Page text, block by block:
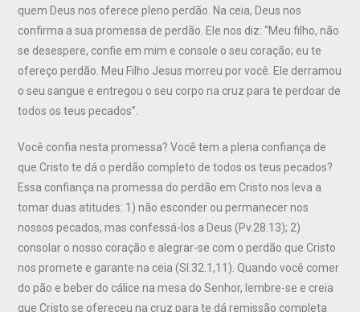
quem Deus nos oferece pleno perdão. Na ceia, Deus nos
confirma a sua promessa de perdão. Ele nos diz: “Meu filho, não
se desespere, confie em mim e console o seu coração; eu te
ofereço perdão. Meu Filho Jesus morreu por você. Ele derramou
o seu sangue e entregou o seu corpo na cruz para te perdoar de
todos os teus pecados”.
Você confia nesta promessa? Você tem a plena confiança de
que Cristo te dá o perdão completo de todos os teus pecados?
Essa confiança na promessa do perdão em Cristo nos leva a
tomar duas atitudes: 1) não esconder ou permanecer nos
nossos pecados, mas confessá-los a Deus (Pv.28.13); 2)
consolar o nosso coração e alegrar-se com o perdão que Cristo
nos promete e garante na ceia (Sl.32.1,11). Quando você comer
do pão e beber do cálice na mesa do Senhor, lembre-se e creia
que Cristo se ofereceu na cruz para te dá remissão completa